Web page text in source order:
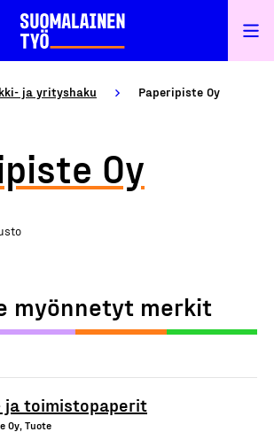
ja yrityshaku Paperipiste Oy
Oy
myönnetyt merkit
ja toimistopaperit
Oy, Tuote